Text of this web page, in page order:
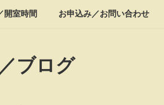
開室時間 お申込み／お問い合わせ
ブログ